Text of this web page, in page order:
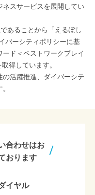
スサービスを展開してい
あることから「えるぼし
バーシティポリシーに基
ド＜ベストワークプレイ
得しています。
活躍推進、ダイバーシテ
合わせはお
おります
イヤル